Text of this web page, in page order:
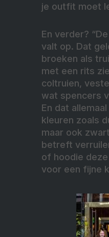
je outfit moet
En verder?
valt op. Dat
broeken als
met een rits
coltruien,
wat spencers
En dat
kleuren zoals
maar ook
betreft
of hoodie
voor een fijne